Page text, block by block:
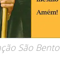
São Bento